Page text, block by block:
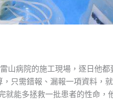
山病院的施工現場，逐日他
，只需錯報、漏報一項資料，
就能多拯救一批患者的性命，